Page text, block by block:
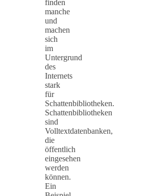
finden
manche
und
machen
sich
im
Untergrund
des
Internets
stark
für
Schattenbibliotheken.
Schattenbibliotheken
sind
Volltextdatenbanken,
die
öffentlich
eingesehen
werden
können.
Ein